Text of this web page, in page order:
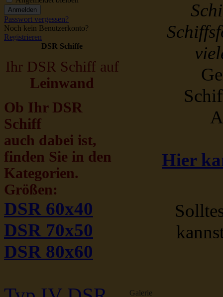
Passwort vergessen?
Noch kein Benutzerkonto?
Registrieren
DSR Schiffe
Ihr DSR Schiff auf
Leinwand
Ob Ihr DSR
Schiff
auch dabei ist,
finden Sie in den
Kategorien.
Größen:
DSR 60x40
DSR 70x50
DSR 80x60
Hier
Galerie